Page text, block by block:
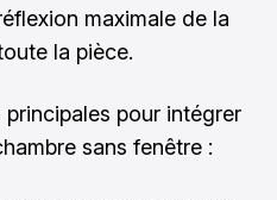
maximale de la
la pièce.
pour intégrer
sans fenêtre :